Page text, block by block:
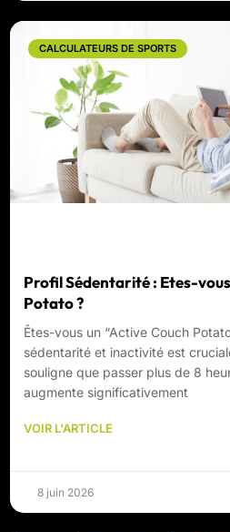
CALCULATEURS DE SPORTS
Profil Sédentarité : Etes-
Potato ?
Êtes-vous un “Active Couch
sédentarité et inactivité est
souligne que passer plus de 8
augmente significativement
VOIR L'ARTICLE
8 juin 2026